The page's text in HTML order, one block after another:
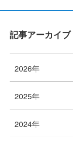
記事アーカイブ
2026年
2025年
2024年